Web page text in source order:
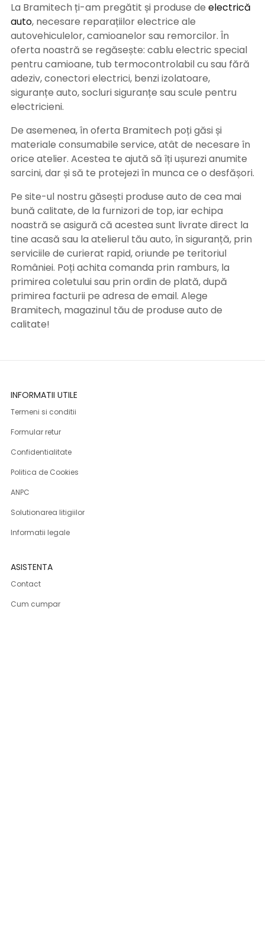
La Bramitech ți-am pregătit și produse de electrică
auto, necesare reparațiilor electrice ale
autovehiculelor, camioanelor sau remorcilor. În
oferta noastră se regăsește: cablu electric special
pentru camioane, tub termocontrolabil cu sau fără
adeziv, conectori electrici, benzi izolatoare,
siguranțe auto, socluri siguranțe sau scule pentru
electricieni.
De asemenea, în oferta Bramitech poți găsi și
materiale consumabile service, atât de necesare în
orice atelier. Acestea te ajută să îți ușurezi anumite
sarcini, dar și să te protejezi în munca ce o desfășori.
Pe site-ul nostru găsești produse auto de cea mai
bună calitate, de la furnizori de top, iar echipa
noastră se asigură că acestea sunt livrate direct la
tine acasă sau la atelierul tău auto, în siguranță, prin
serviciile de curierat rapid, oriunde pe teritoriul
României. Poți achita comanda prin ramburs, la
primirea coletului sau prin ordin de plată, după
primirea facturii pe adresa de email. Alege
Bramitech, magazinul tău de produse auto de
calitate!
INFORMATII UTILE
Termeni si conditii
Formular retur
Confidentialitate
Politica de Cookies
ANPC
Solutionarea litigiilor
Informatii legale
ASISTENTA
Contact
Cum cumpar